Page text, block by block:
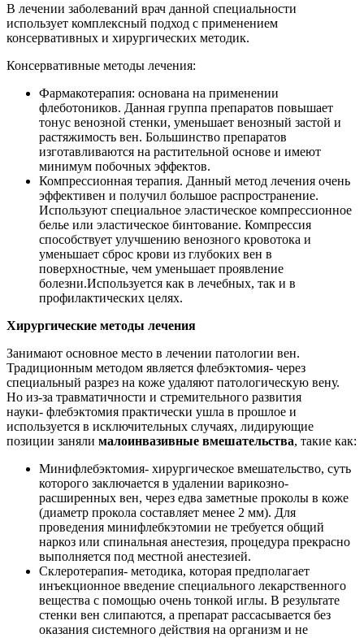
В лечении заболеваний врач данной специальности
использует комплексный подход с применением
консервативных и хирургических методик.
Консервативные методы лечения:
Фармакотерапия: основана на применении
флеботоников. Данная группа препаратов повышает
тонус венозной стенки, уменьшает венозный застой и
растяжимость вен. Большинство препаратов
изготавливаются на растительной основе и имеют
минимум побочных эффектов.
Компрессионная терапия. Данный метод лечения очень
эффективен и получил большое распространение.
Используют специальное эластическое компрессионное
белье или эластическое бинтование. Компрессия
способствует улучшению венозного кровотока и
уменьшает сброс крови из глубоких вен в
поверхностные, чем уменьшает проявление
болезни.Используется как в лечебных, так и в
профилактических целях.
Хирургические методы лечения
Занимают основное место в лечении патологии вен.
Традиционным методом является флебэктомия- через
специальный разрез на коже удаляют патологическую вену.
Но из-за травматичности и стремительного развития
науки- флебэктомия практически ушла в прошлое и
используется в исключительных случаях, лидирующие
позиции заняли малоинвазивные вмешательства, такие как:
Минифлебэктомия- хирургическое вмешательство, суть
которого заключается в удалении варикозно-
расширенных вен, через едва заметные проколы в коже
(диаметр прокола составляет менее 2 мм). Для
проведения минифлебкэтомии не требуется общий
наркоз или спинальная анестезия, процедура прекрасно
выполняется под местной анестезией.
Склеротерапия- методика, которая предполагает
инъекционное введение специального лекарственного
вещества с помощью очень тонкой иглы. В результате
стенки вен слипаются, а препарат рассасывается без
оказания системного действия на организм и не